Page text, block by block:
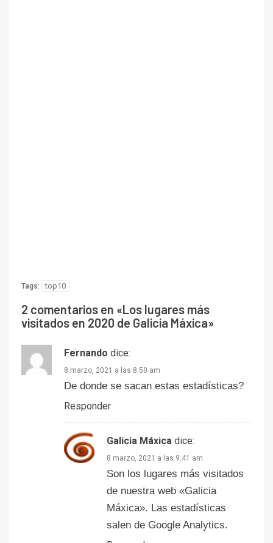
Tags: top10
2 comentarios en «Los lugares más
visitados en 2020 de Galicia Máxica»
Fernando dice:
8 marzo, 2021 a las 8:50 am
De donde se sacan estas estadísticas?
Responder
Galicia Máxica dice:
8 marzo, 2021 a las 9:41 am
Son los lugares más visitados
de nuestra web «Galicia
Máxica». Las estadísticas
salen de Google Analytics.